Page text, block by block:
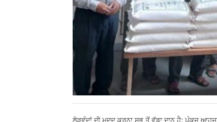
ਲੋੜਵੰਦਾਂ ਦੀ ਮਦਦ ਕਰਨਾ ਸਭ ਤੋਂ ਵੱਡਾ ਦਾਨ ਹੈ: ਪੰਕਜ